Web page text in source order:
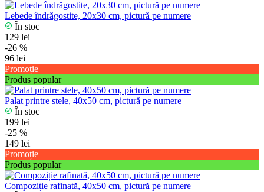
Lebede îndrăgostite, 20x30 cm, pictură pe numere
În stoc
129 lei
-26 %
96 lei
Promoție
Produs popular
Palat printre stele, 40x50 cm, pictură pe numere
În stoc
199 lei
-25 %
149 lei
Promoție
Produs popular
Compoziție rafinată, 40x50 cm, pictură pe numere